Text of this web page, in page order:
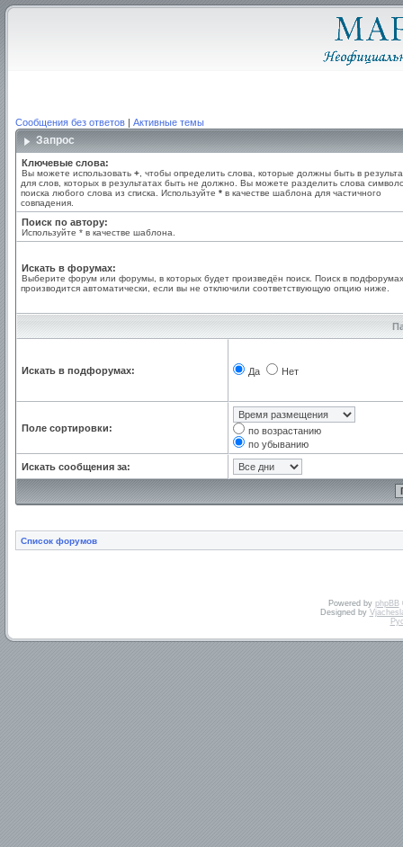
Сообщения без ответов | Активные темы
Запрос
Ключевые слова:
Вы можете использовать + , чтобы определить слова, которые должны быть в
для слов, которых в результатах быть не должно. Вы можете разделить слова
поиска любого слова из списка. Используйте * в качестве шаблона для частичного
совпадения.
Поиск по автору:
Используйте * в качестве шаблона.
Искать в форумах:
Выберите форум или форумы, в которых будет произведён поиск. Поиск в подфорумах
производится автоматически, если вы не отключили соответствующую опцию ниже.
Искать в подфорумах: Да Нет
Поле сортировки:
по возрастанию
по убыванию
Искать сообщения за:
Список форумов
Powered by phpBB
Designed by